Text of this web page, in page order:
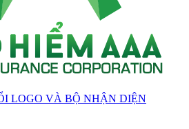
LOGO VÀ BỘ NHẬN DIỆN